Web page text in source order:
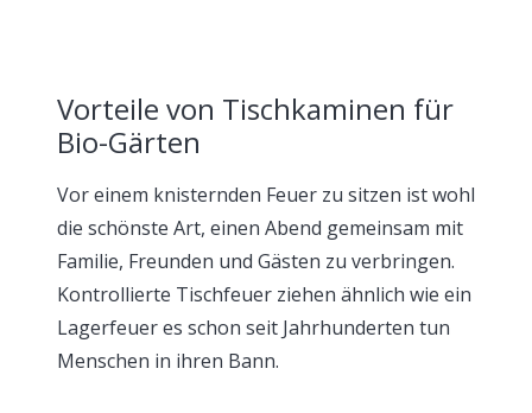
Vorteile von Tischkaminen für
Bio-Gärten
Vor einem knisternden Feuer zu sitzen ist wohl
die schönste Art, einen Abend gemeinsam mit
Familie, Freunden und Gästen zu verbringen.
Kontrollierte Tischfeuer ziehen ähnlich wie ein
Lagerfeuer es schon seit Jahrhunderten tun
Menschen in ihren Bann.